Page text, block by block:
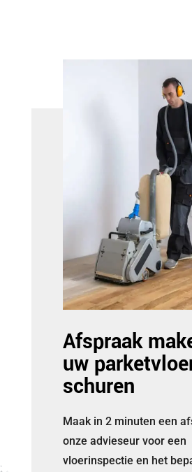
Afspraak
uw
schuren
Maak in 2 minuten een
onze advieseur voor een
vloerinspectie en het